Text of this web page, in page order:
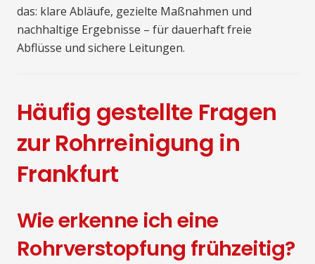
das: klare Abläufe, gezielte Maßnahmen und
nachhaltige Ergebnisse – für dauerhaft freie
Abflüsse und sichere Leitungen.
Häufig gestellte Fragen
zur Rohrreinigung in
Frankfurt
Wie erkenne ich eine
Rohrverstopfung frühzeitig?